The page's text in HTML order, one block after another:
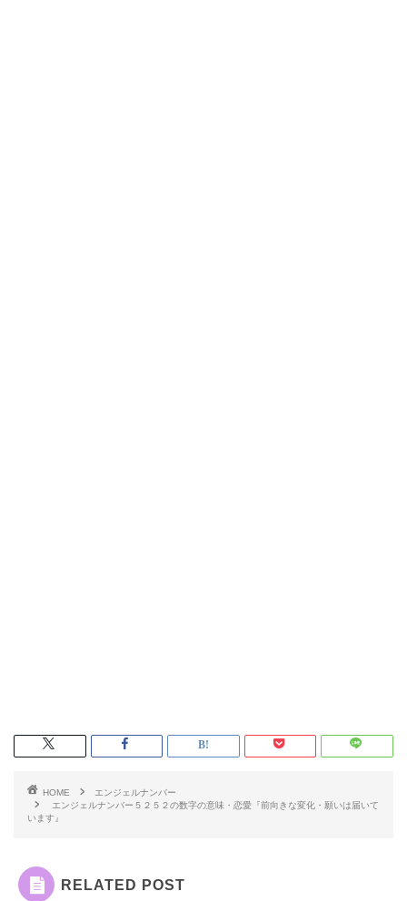
HOME
エンジェルナンバー
エンジェルナンバー５２５２の数字の意味・恋愛『前向きな変化・願いは届いて
います』
RELATED POST